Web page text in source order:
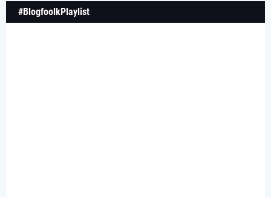
#BlogfoolkPlaylist